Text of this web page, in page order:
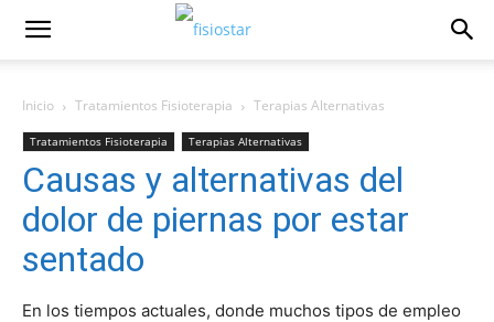
Inicio Tratamientos Fisioterapia Terapias Alternativas
Tratamientos Fisioterapia Terapias Alternativas
Causas y alternativas del
dolor de piernas por estar
sentado
En los tiempos actuales, donde muchos tipos de empleo